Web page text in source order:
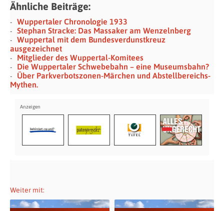
Ähnliche Beiträge:
Wuppertaler Chronologie 1933
Stephan Stracke: Das Massaker am Wenzelnberg
Wuppertal mit dem Bundesverdunstkreuz
ausgezeichnet
Mitglieder des Wuppertal-Komitees
Die Wuppertaler Schwebebahn – eine Museumsbahn?
Über Parkverbotszonen-Märchen und Abstellbereichs-
Mythen.
Weiter mit: